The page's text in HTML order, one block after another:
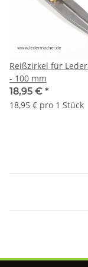
Reißzirkel für
- 100 mm
18,95 € *
18,95 € pro 1 Stück